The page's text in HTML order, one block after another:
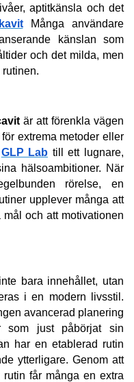
aptitkänsla och det
Många användare
känslan som
och det milda, men
är att förenkla vägen
extrema metoder eller
GLP Lab till ett lugnare,
hälsoambitioner. När
rörelse, en
upplever många att
och att motivationen
bara innehållet, utan
i en modern livsstil.
avancerad planering
som just påbörjat sin
har en etablerad rutin
ytterligare. Genom att
får många en extra